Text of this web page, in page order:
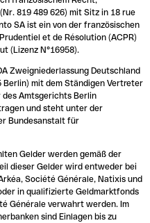
819 489 626) mit Sitz in 18 rue
SA ist ein von der französischen
et de Résolution (ACPR)
(Lizenz N°16958).
Zweigniederlassung Deutschland
Berlin) mit dem Ständigen Vertreter
Amtsgerichts Berlin
und steht unter der
Bundesanstalt für
Gelder werden gemäß der
dieser Gelder wird entweder bei
Société Générale, Natixis und
in qualifizierte Geldmarktfonds
Générale verwahrt werden. Im
sind Einlagen bis zu